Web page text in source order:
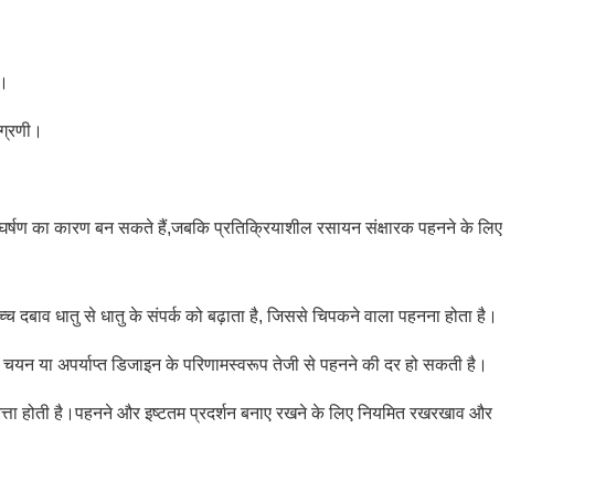
का कारण बन सकते हैं,जबकि प्रतिक्रियाशील रसायन संक्षारक पहनने के लिए
धातु से धातु के संपर्क को बढ़ाता है, जिससे चिपकने वाला पहनना होता है।
या अपर्याप्त डिजाइन के परिणामस्वरूप तेजी से पहनने की दर हो सकती है।
होती है।पहनने और इष्टतम प्रदर्शन बनाए रखने के लिए नियमित रखरखाव और